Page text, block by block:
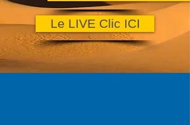
Le LIVE Clic ICI